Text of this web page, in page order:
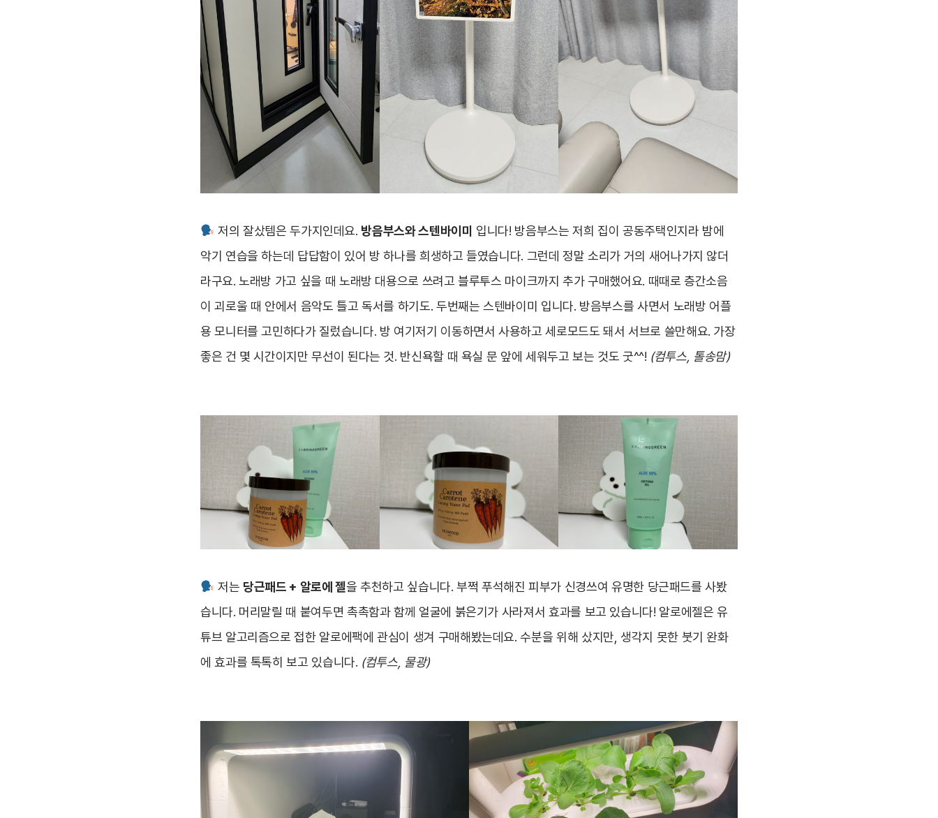
저의 잘샀템은 두가지인데요. 방음부스와 스텐바이미 입니다! 방음부스는 저희 집이 공동주택인지라 밤에
악기 연습을 하는데 답답함이 있어 방 하나를 희생하고 들였습니다. 그런데 정말 소리가 거의 새어나가지 않더
라구요. 노래방 가고 싶을 때 노래방 대용으로 쓰려고 블루투스 마이크까지 추가 구매했어요. 때때로 층간소음
이 괴로울 때 안에서 음악도 틀고 독서를 하기도. 두번째는 스텐바이미 입니다. 방음부스를 사면서 노래방 어플
용 모니터를 고민하다가 질렀습니다. 방 여기저기 이동하면서 사용하고 세로모드도 돼서 서브로 쓸만해요. 가장
좋은 건 몇 시간이지만 무선이 된다는 것. 반신욕할 때 욕실 문 앞에 세워두고 보는 것도 굿^^! (컴투스, 톨송맘)
저는 당근패드 + 알로에 젤을 추천하고 싶습니다. 부쩍 푸석해진 피부가 신경쓰여 유명한 당근패드를 사봤
습니다. 머리말릴 때 붙여두면 촉촉함과 함께 얼굴에 붉은기가 사라져서 효과를 보고 있습니다! 알로에젤은 유
튜브 알고리즘으로 접한 알로에팩에 관심이 생겨 구매해봤는데요. 수분을 위해 샀지만, 생각지 못한 붓기 완화
에 효과를 톡톡히 보고 있습니다. (컴투스, 물광)